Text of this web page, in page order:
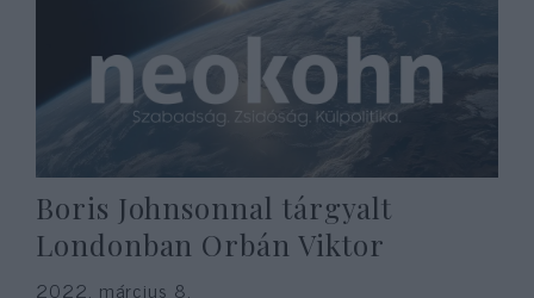
Boris Johnsonnal tárgyalt
Londonban Orbán Viktor
2022. március 8.